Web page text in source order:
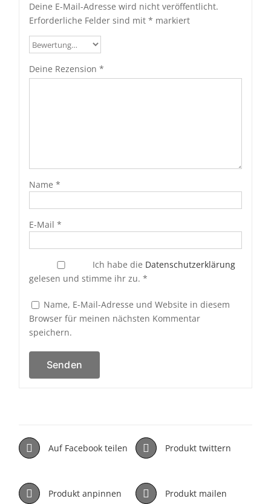
Deine E-Mail-Adresse wird nicht veröffentlicht.
Erforderliche Felder sind mit * markiert
Deine Rezension *
Name *
E-Mail *
Ich habe die Datenschutzerklärung
gelesen und stimme ihr zu. *
Name, E-Mail-Adresse und Website in diesem
Browser für meinen nächsten Kommentar
speichern.
Auf Facebook teilen Produkt twittern
Produkt anpinnen Produkt mailen